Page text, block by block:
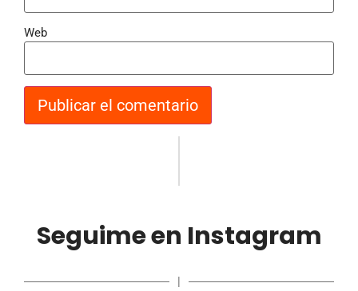
Web
Seguime en Instagram
|